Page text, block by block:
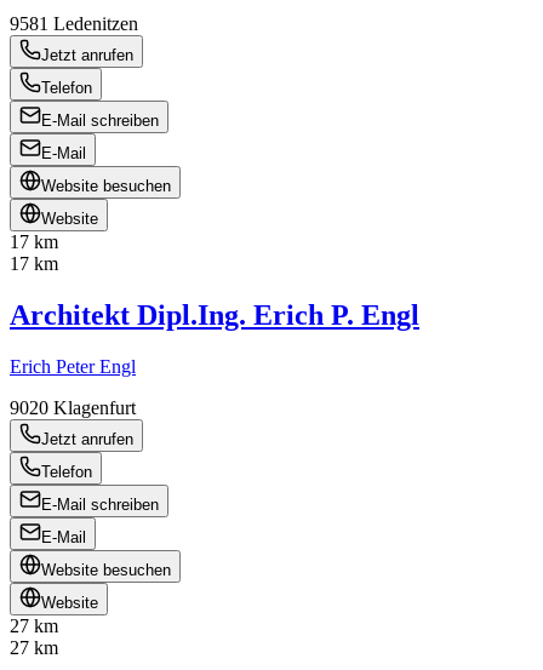
9581 Ledenitzen
Jetzt anrufen
Telefon
E-Mail schreiben
E-Mail
Website besuchen
Website
17 km
17 km
Architekt Dipl.Ing. Erich P. Engl
Erich Peter Engl
9020 Klagenfurt
Jetzt anrufen
Telefon
E-Mail schreiben
E-Mail
Website besuchen
Website
27 km
27 km